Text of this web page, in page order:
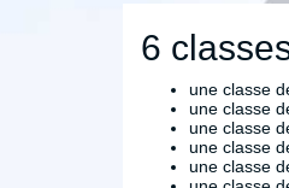
6
une classe
une classe
une classe
une classe
une classe